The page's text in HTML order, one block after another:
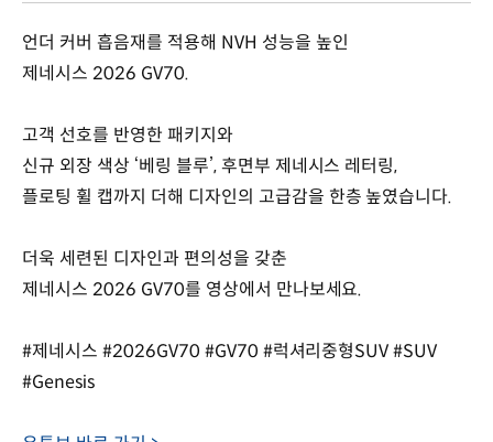
언더 커버 흡음재를 적용해 NVH 성능을 높인
제네시스 2026 GV70.
고객 선호를 반영한 패키지와
신규 외장 색상 ‘베링 블루’, 후면부 제네시스 레터링,
플로팅 휠 캡까지 더해 디자인의 고급감을 한층 높였습니다.
더욱 세련된 디자인과 편의성을 갖춘
제네시스 2026 GV70를 영상에서 만나보세요.
#제네시스 #2026GV70 #GV70 #럭셔리중형SUV #SUV
#Genesis